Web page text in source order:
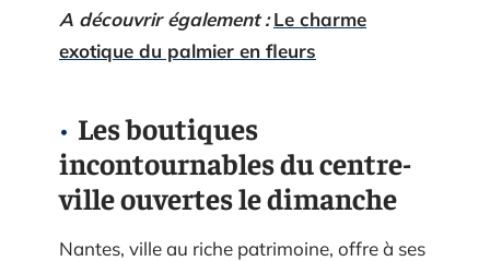
A découvrir également : Le charme
exotique du palmier en fleurs
Les boutiques
incontournables du centre-
ville ouvertes le dimanche
Nantes, ville au riche patrimoine, offre à ses